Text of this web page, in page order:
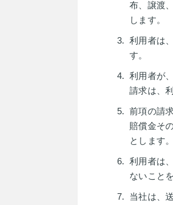
布、譲渡
します。
利用者は
す。
利用者が
請求は、
前項の請
賠償金そ
とします。
利用者は
ないこと
当社は、